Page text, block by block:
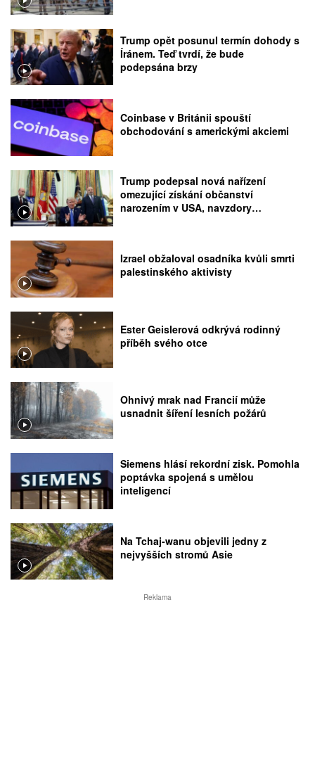
Trump opět posunul termín dohody s
Íránem. Teď tvrdí, že bude
podepsána brzy
Coinbase v Británii spouští
obchodování s americkými akciemi
Trump podepsal nová nařízení
omezující získání občanství
narozením v USA, navzdory
Izrael obžaloval osadníka kvůli smrti
palestinského aktivisty
Ester Geislerová odkrývá rodinný
příběh svého otce
Ohnivý mrak nad Francií může
usnadnit šíření lesních požárů
Siemens hlásí rekordní zisk. Pomohla
poptávka spojená s umělou
inteligencí
Na Tchaj-wanu objevili jedny z
nejvyšších stromů Asie
Reklama